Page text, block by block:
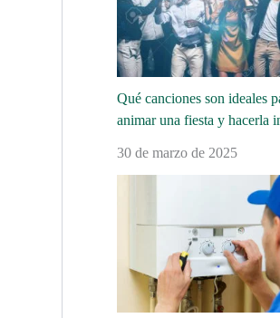
Qué canciones son ideales
animar una fiesta y hacerla
30 de marzo de 2025